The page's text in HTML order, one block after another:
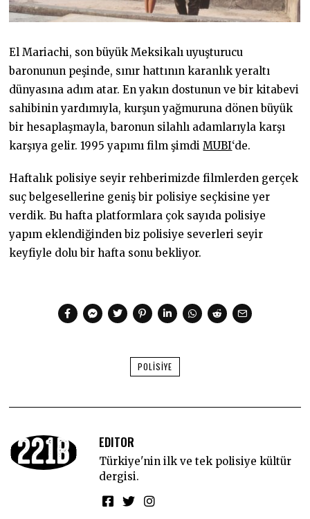
El Mariachi, son büyük Meksikalı uyuşturucu
baronunun peşinde, sınır hattının karanlık yeraltı
dünyasına adım atar. En yakın dostunun ve bir kitabevi
sahibinin yardımıyla, kurşun yağmuruna dönen büyük
bir hesaplaşmayla, baronun silahlı adamlarıyla karşı
karşıya gelir. 1995 yapımı film şimdiMUBI‘de.
Haftalık polisiye seyir rehberimizde filmlerden gerçek
suç belgesellerine geniş bir polisiye seçkisine yer
verdik. Bu hafta platformlara çok sayıda polisiye
yapım eklendiğinden biz polisiye severleri seyir
keyfiyle dolu bir hafta sonu bekliyor.
POLISIYE
EDITOR
Türkiye'nin ilk ve tek polisiye kültür
dergisi.